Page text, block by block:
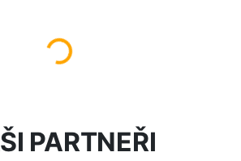
Načítám...
PARTNEŘI